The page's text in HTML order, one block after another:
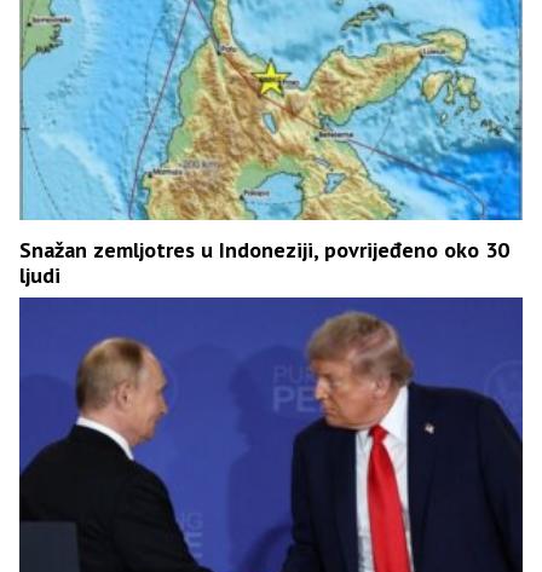
Snažan zemljotres u Indoneziji, povrijeđeno oko 30
ljudi